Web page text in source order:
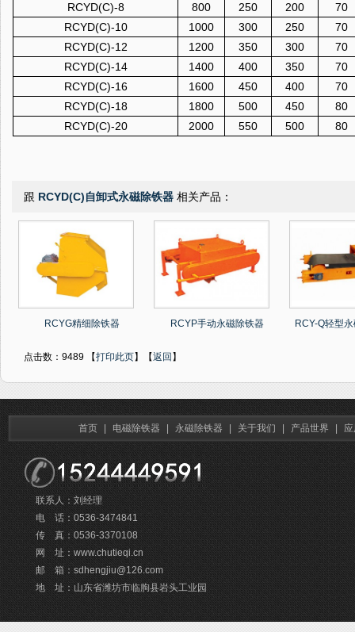
RCYD(C)-8
800 250 200
70
RCYD(C)-10
1000 300 250
70
RCYD(C)-12
1200 350 300
70
RCYD(C)-14
1400 400 350
70
RCYD(C)-16
1600 450 400
70
RCYD(C)-18
1800 500 450
80
RCYD(C)-20
2000 550 500 80
跟 RCYD(C)自卸式永磁除铁器 相关产品：
RCYG精细除铁器 RCYP手动永磁除铁器 RCY-Q轻型
点击数：9489 【打印此页】【返回 】
首页 电磁除铁器 永磁除铁器 关于我们 产品世界
联系人：刘经理
电 话：0536-3474841
传 真：0536-3370108
网 址：www.chutieqi.cn
邮 箱：sdhengjiu@126.com
地 址：山东省潍坊市临朐县岩头工业园